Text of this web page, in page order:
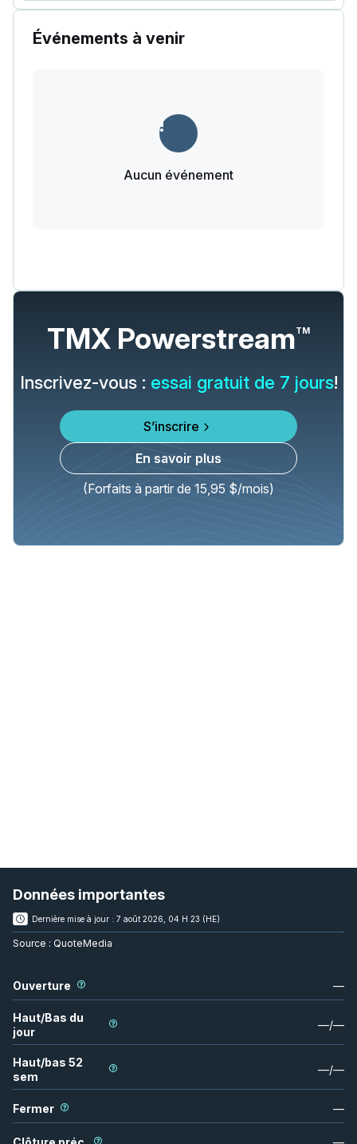
Événements à venir
Aucun événement
TMX PowerstreamTM
Inscrivez-vous : essai gratuit de 7 jours!
S’inscrire
En savoir plus
(Forfaits à partir de 15,95 $/mois)
Données importantes
Dernière mise à jour : 7 août 2026, 04 H 23 (HE)
Source : QuoteMedia
Ouverture —
Haut/Bas du
jour
—/—
Haut/bas 52
sem
—/—
Fermer —